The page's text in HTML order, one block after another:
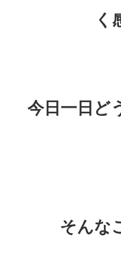
く
今日一日ど
そんな